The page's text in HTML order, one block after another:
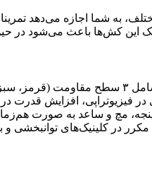
به شما اجازه می‌دهد
این کش‌ها باعث می‌شود در
سبز، مشکی) برای چالش‌های مختلف تمرینی.
در فیزیوتراپی، افزایش
مچ و ساعد به صورت
در کلینیک‌های توانبخشی